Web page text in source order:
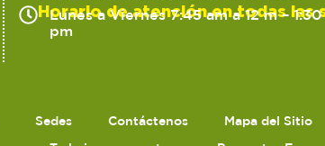
Horario de atención en todas las
Lunes a Viernes 7:45 am a 12 m –
pm
Sedes Contáctenos Mapa del Sitio